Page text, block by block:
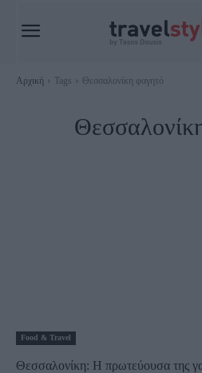
Αρχική Tags Θεσσαλονίκη φαγητό
Food & Travel
Θεσσαλονίκη: Η πρωτεύουσα της